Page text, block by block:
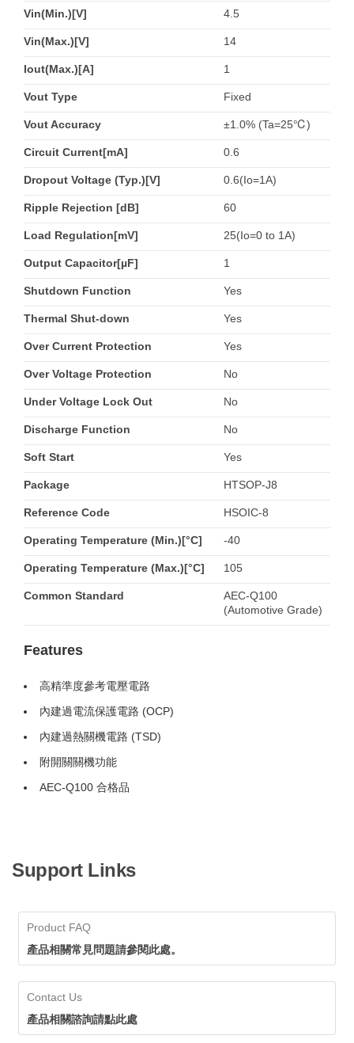
Vin(Min.)[V] 4.5
Vin(Max.)[V] 14
Iout(Max.)[A] 1
Vout Type Fixed
Vout Accuracy ±1.0% (Ta=25℃)
Circuit Current[mA] 0.6
Dropout Voltage (Typ.)[V] 0.6(Io=1A)
Ripple Rejection [dB] 60
Load Regulation[mV] 25(Io=0 to 1A)
Output Capacitor[µF] 1
Shutdown Function Yes
Thermal Shut-down Yes
Over Current Protection Yes
Over Voltage Protection No
Under Voltage Lock Out No
Discharge Function No
Soft Start Yes
Package HTSOP-J8
Reference Code HSOIC-8
Operating Temperature (Min.)[°C] -40
Operating Temperature (Max.)[°C] 105
Common Standard
AEC-Q100
(Automotive Grade)
Features
高精準度參考電壓電路
內建過電流保護電路 (OCP)
內建過熱關機電路 (TSD)
附開關關機功能
AEC-Q100 合格品
Support Links
Product FAQ
產品相關常見問題請參閱此處。
Contact Us
產品相關諮詢請點此處